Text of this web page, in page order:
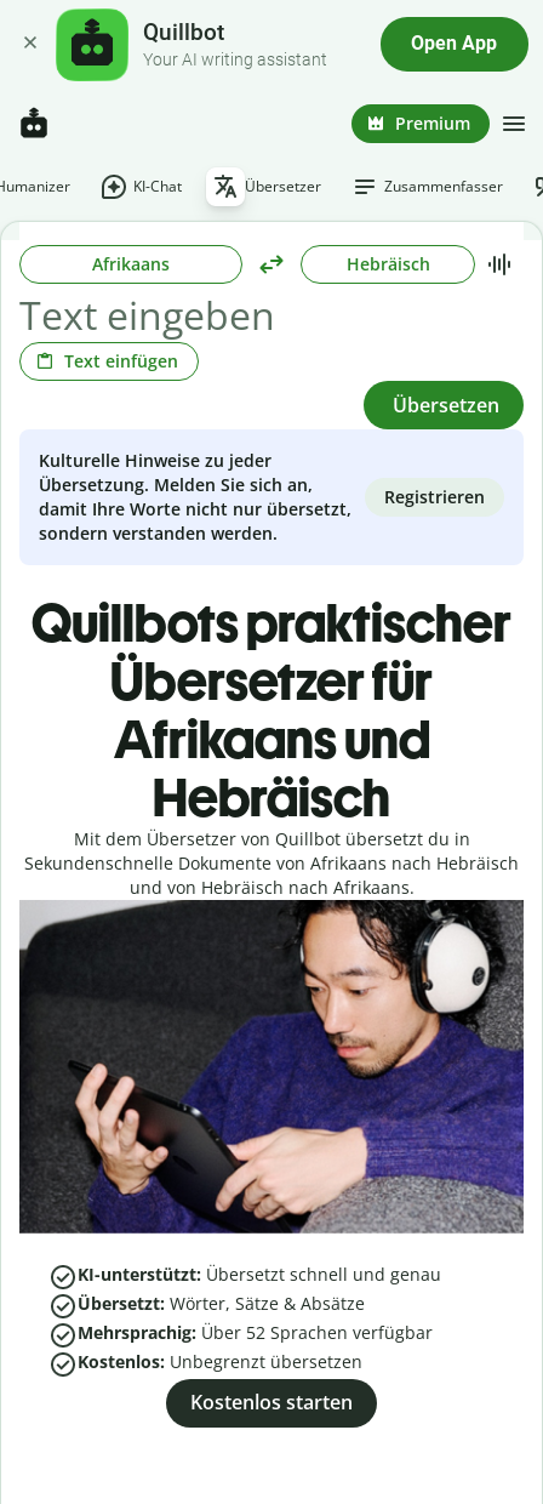
Quillbot
Your AI writing assistant
Open App
Premium
KI-Chat Übersetzer Zusammenfasser
Afrikaans Hebräisch
Text einfügen
Übersetzen
Kulturelle Hinweise zu jeder
Übersetzung. Melden Sie sich an,
damit Ihre Worte nicht nur übersetzt,
sondern verstanden werden.
Registrieren
Quillbots praktischer
Übersetzer für
Afrikaans und
Hebräisch
Mit dem Übersetzer von Quillbot übersetzt du in
Sekundenschnelle Dokumente von Afrikaans nach Hebräisch
und von Hebräisch nach Afrikaans.
KI-unterstützt: Übersetzt schnell und genau
Übersetzt: Wörter, Sätze & Absätze
Mehrsprachig: Über 52 Sprachen verfügbar
Kostenlos: Unbegrenzt übersetzen
Kostenlos starten